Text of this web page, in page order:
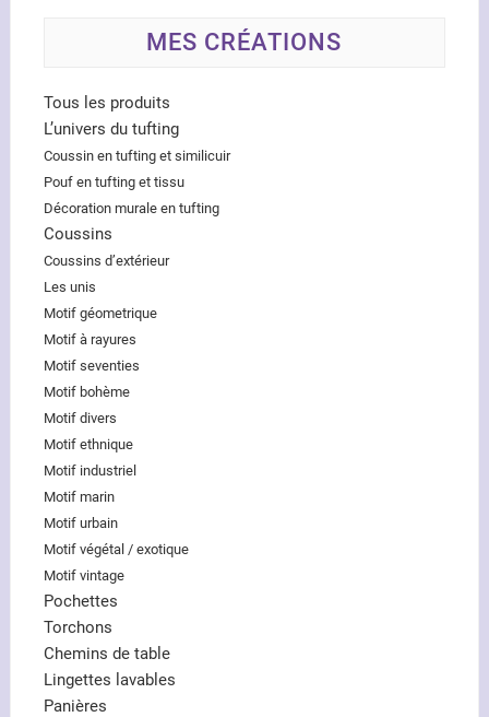
MES CRÉATIONS
Tous les produits
L’univers du tufting
Coussin en tufting et similicuir
Pouf en tufting et tissu
Décoration murale en tufting
Coussins
Coussins d’extérieur
Les unis
Motif géometrique
Motif à rayures
Motif seventies
Motif bohème
Motif divers
Motif ethnique
Motif industriel
Motif marin
Motif urbain
Motif végétal / exotique
Motif vintage
Pochettes
Torchons
Chemins de table
Lingettes lavables
Panières